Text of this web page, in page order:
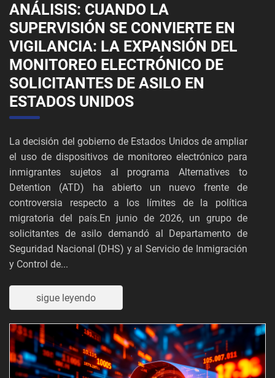
ANÁLISIS: CUANDO LA
SUPERVISIÓN SE CONVIERTE EN
VIGILANCIA: LA EXPANSIÓN DEL
MONITOREO ELECTRÓNICO DE
SOLICITANTES DE ASILO EN
ESTADOS UNIDOS
La decisión del gobierno de Estados Unidos de ampliar
el uso de dispositivos de monitoreo electrónico para
inmigrantes sujetos al programa Alternatives to
Detention (ATD) ha abierto un nuevo frente de
controversia respecto a los límites de la política
migratoria del país.En junio de 2026, un grupo de
solicitantes de asilo demandó al Departamento de
Seguridad Nacional (DHS) y al Servicio de Inmigración
y Control de...
sigue leyendo